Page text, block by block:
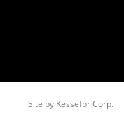
Site by Kessefbr Corp.